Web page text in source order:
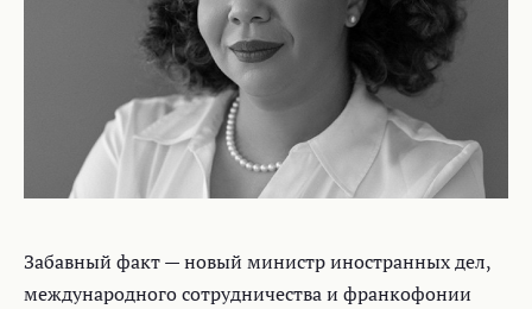
Забавный факт — новый министр иностранных дел,
международного сотрудничества и франкофонии